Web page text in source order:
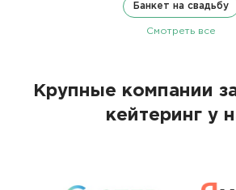
Банкет на свадьбу
Смотреть все
Крупные компании
кейтеринг у